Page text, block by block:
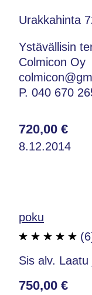
Urakkahinta
Ystävällisin
Colmicon Oy
P. 040 670
720,00 €
8.12.2014
poku
Sis alv. Laatu
750,00 €